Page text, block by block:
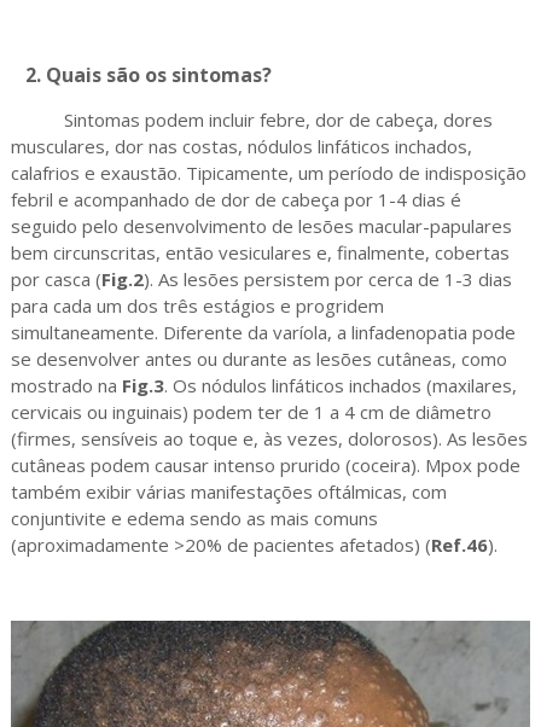
2. Quais são os sintomas?
Sintomas podem incluir febre, dor de cabeça, dores
musculares, dor nas costas, nódulos linfáticos inchados,
calafrios e exaustão. Tipicamente, um período de indisposição
febril e acompanhado de dor de cabeça por 1-4 dias é
seguido pelo desenvolvimento de lesões macular-papulares
bem circunscritas, então vesiculares e, finalmente, cobertas
por casca (Fig.2). As lesões persistem por cerca de 1-3 dias
para cada um dos três estágios e progridem
simultaneamente. Diferente da varíola, a linfadenopatia pode
se desenvolver antes ou durante as lesões cutâneas, como
mostrado na Fig.3. Os nódulos linfáticos inchados (maxilares,
cervicais ou inguinais) podem ter de 1 a 4 cm de diâmetro
(firmes, sensíveis ao toque e, às vezes, dolorosos). As lesões
cutâneas podem causar intenso prurido (coceira). Mpox pode
também exibir várias manifestações oftálmicas, com
conjuntivite e edema sendo as mais comuns
(aproximadamente >20% de pacientes afetados) (Ref.46).